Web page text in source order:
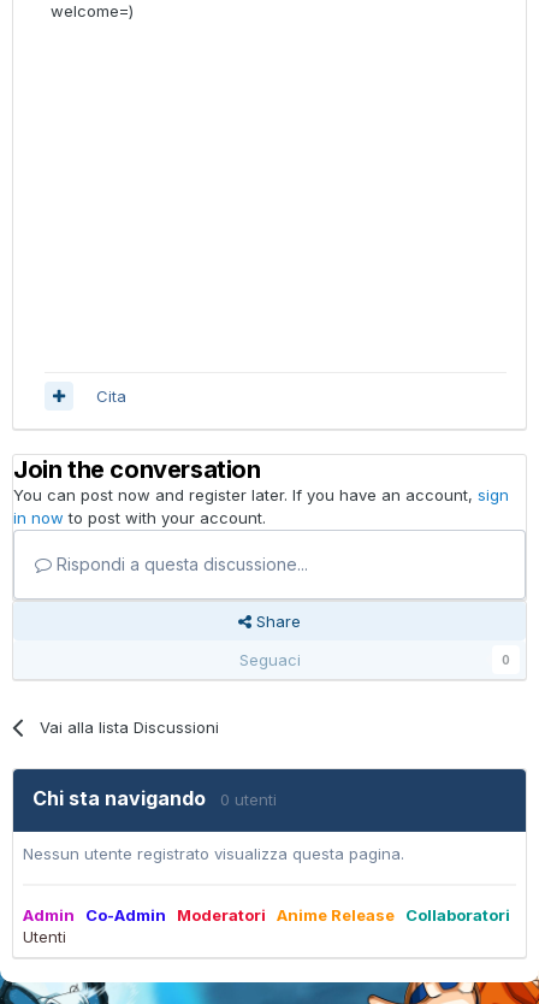
welcome=)
Cita
Join the conversation
You can post now and register later. If you have an account, sign
in now to post with your account.
Rispondi a questa discussione...
Share
Seguaci
0
Vai alla lista Discussioni
Chi sta navigando 0 utenti
Nessun utente registrato visualizza questa pagina.
Admin Co-Admin Moderatori Anime Release
Collaboratori
Utenti